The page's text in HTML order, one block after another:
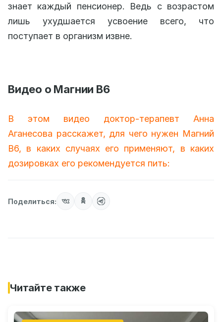
знает каждый пенсионер. Ведь с возрастом
лишь ухудшается усвоение всего, что
поступает в организм извне.
Видео о Магнии B6
В этом видео доктор-терапевт Анна
Аганесова расскажет, для чего нужен Магний
B6, в каких случаях его применяют, в каких
дозировках его рекомендуется пить:
Поделиться:
Читайте также